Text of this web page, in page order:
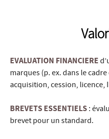
EVALUATION FINANCIERE
marques (p. ex. dans le
acquisition, cession, licence,
BREVETS ESSENTIELS :
brevet pour un standard.